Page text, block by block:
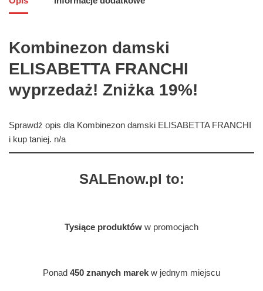
Kombinezon damski
ELISABETTA FRANCHI
wyprzedaż! Zniżka 19%!
Sprawdź opis dla Kombinezon damski ELISABETTA FRANCHI
i kup taniej. n/a
SALEnow.pl to:
Tysiące produktów w promocjach
Ponad 450 znanych marek w jednym miejscu